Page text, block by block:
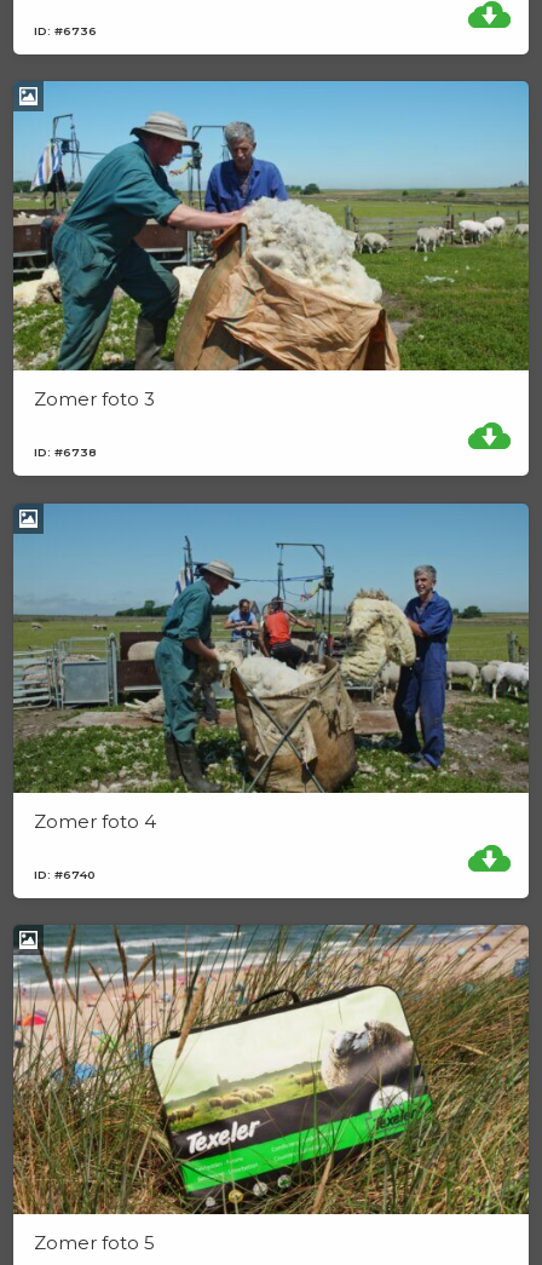
ID: #6736
Zomer foto 3
ID: #6738
Zomer foto 4
ID: #6740
Zomer foto 5